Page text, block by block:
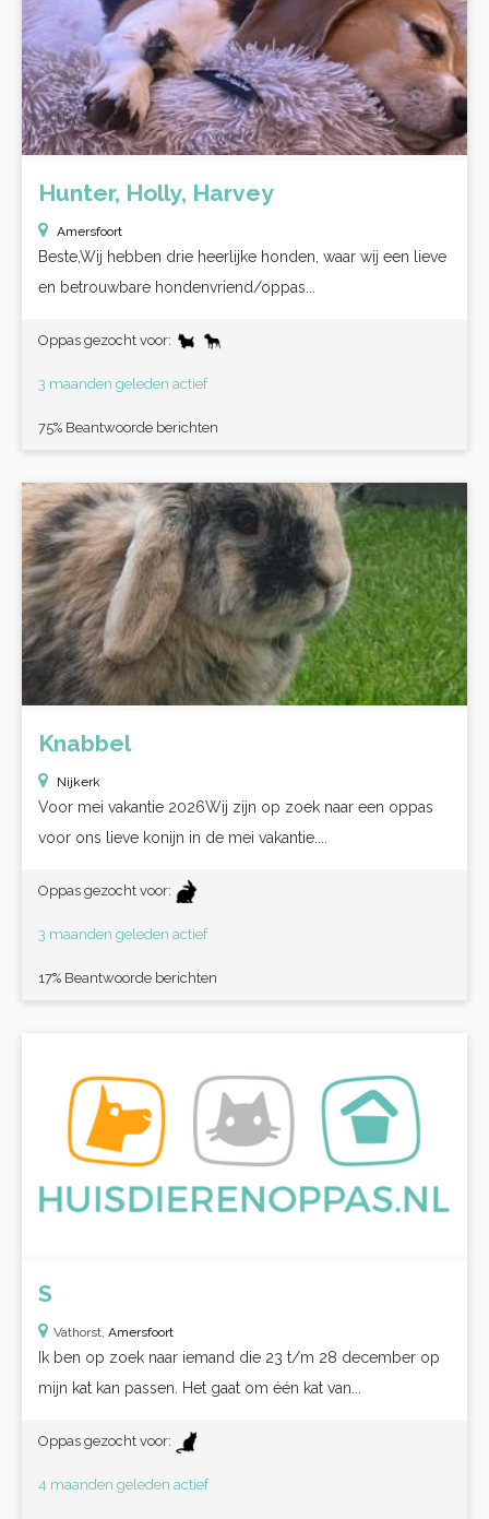
Hunter, Holly, Harvey
Amersfoort
Beste,Wij hebben drie heerlijke honden, waar wij een lieve
en betrouwbare hondenvriend/oppas...
Oppas gezocht voor:
3 maanden geleden actief
75% Beantwoorde berichten
Knabbel
Nijkerk
Voor mei vakantie 2026Wij zijn op zoek naar een oppas
voor ons lieve konijn in de mei vakantie....
Oppas gezocht voor:
3 maanden geleden actief
17% Beantwoorde berichten
S
Vathorst, Amersfoort
Ik ben op zoek naar iemand die 23 t/m 28 december op
mijn kat kan passen. Het gaat om één kat van...
Oppas gezocht voor:
4 maanden geleden actief